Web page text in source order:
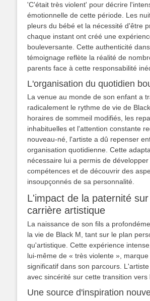
'C'était très violent' pour décrire
émotionnelle de cette période. Les
pleurs du bébé et la nécessité d'être
chaque instant ont créé une
bouleversante. Cette authenticité
témoignage reflète la réalité de
parents face à cette responsabilité
L'organisation du quotidien
La venue au monde de son enfant a
radicalement le rythme de vie de
horaires de sommeil modifiés, les
inhabituelles et l'attention constante
nouveau-né, l'artiste a dû repenser
organisation quotidienne. Cette
nécessaire lui a permis de
compétences et de découvrir des
insoupçonnés de sa personnalité.
L'impact de la paternité
carrière artistique
La naissance de son fils a
la vie de Black M, tant sur le plan
qu'artistique. Cette expérience
lui-même de « très violente »,
significatif dans son parcours.
avec sincérité sur cette transition vers
Une source d'inspiration